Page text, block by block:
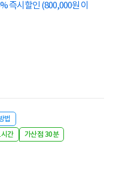
즉시할인 (800,000원 이
법
간 가산점 30분